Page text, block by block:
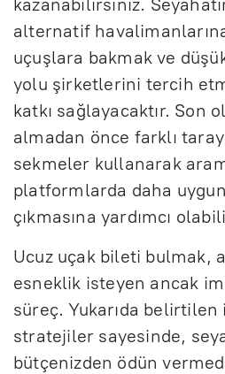
kazanabilirsiniz.
alternatif
uçuşlara bakmak ve
yolu şirketlerini tercih
katkı sağlayacaktır. Son
almadan önce farklı
sekmeler kullanarak
platformlarda daha uygun
çıkmasına yardımcı
Ucuz uçak bileti bulmak,
esneklik isteyen ancak
süreç. Yukarıda belirtilen
stratejiler sayesinde,
bütçenizden ödün